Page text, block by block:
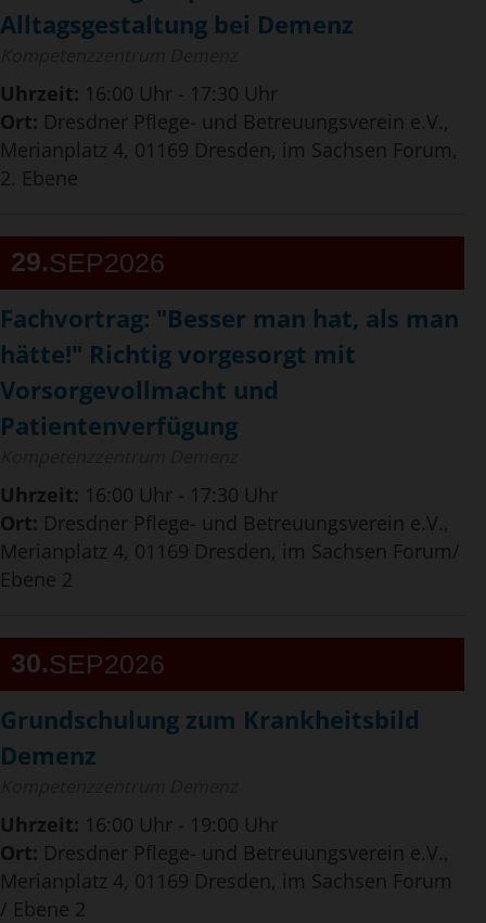
Alltagsgestaltung bei Demenz
Uhrzeit: 16:00 Uhr - 17:30 Uhr
Ort: Dresdner Pflege- und Betreuungsverein e.V.,
Merianplatz 4, 01169 Dresden, im Sachsen Forum,
2. Ebene
29 SEP2026
Fachvortrag: "Besser man hat, als man
hätte!" Richtig vorgesorgt mit
Vorsorgevollmacht und
Patientenverfügung
Uhrzeit: 16:00 Uhr - 17:30 Uhr
Ort: Dresdner Pflege- und Betreuungsverein e.V.,
Merianplatz 4, 01169 Dresden, im Sachsen Forum/
Ebene 2
30 SEP2026
Grundschulung zum Krankheitsbild
Demenz
Uhrzeit: 16:00 Uhr - 19:00 Uhr
Ort: Dresdner Pflege- und Betreuungsverein e.V.,
Merianplatz 4, 01169 Dresden, im Sachsen Forum
/ Ebene 2